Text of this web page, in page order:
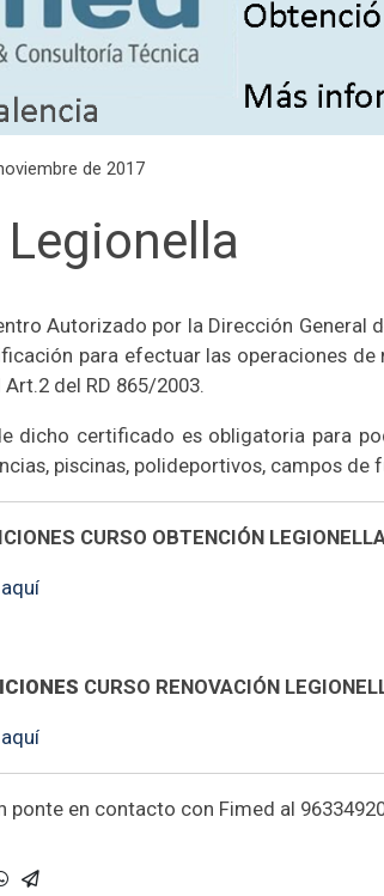
de 2017
Autorizado por la Dirección General
para efectuar las operaciones
del RD 865/2003.
dicho certificado es obligatoria para
piscinas, polideportivos, campos de
CURSO OBTENCIÓN
CURSO RENOVACIÓN
ponte en contacto con Fimed al